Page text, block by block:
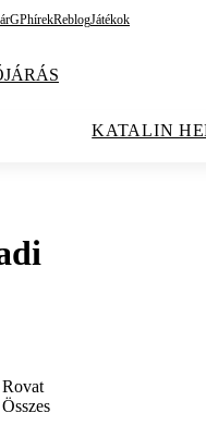
GPhírekReblogJátékok
KATALIN
Rovat
Összes